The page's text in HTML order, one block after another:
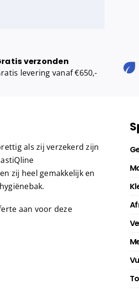
verzonden
levering vanaf €650,-
als zij verzekerd zijn
zij heel gemakkelijk en
aan voor deze